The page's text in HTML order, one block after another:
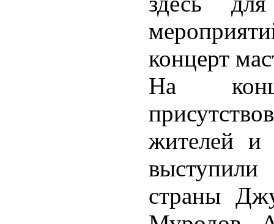
концерт
На
жителей и
страны